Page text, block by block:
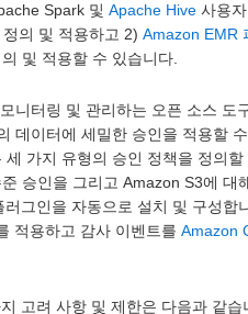
Spark 및 Apache Hive 사용
의 및 적용하고 2) Amazon EMR
및 적용할 수 있습니다.
니터링 및 관리하는 오픈 소스 도
데이터에 세밀한 승인을 적용할
세 가지 유형의 승인 정책을 정의
승인을 그리고 Amazon S3에 대
그인을 자동으로 설치 및 구성합
적용하고 감사 이벤트를 Amazon
고려 사항 및 제한은 다음과 같습